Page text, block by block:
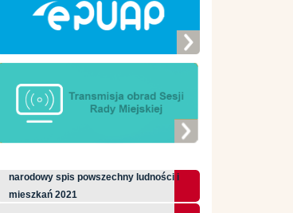
narodowy spis powszechny ludności i
mieszkań 2021